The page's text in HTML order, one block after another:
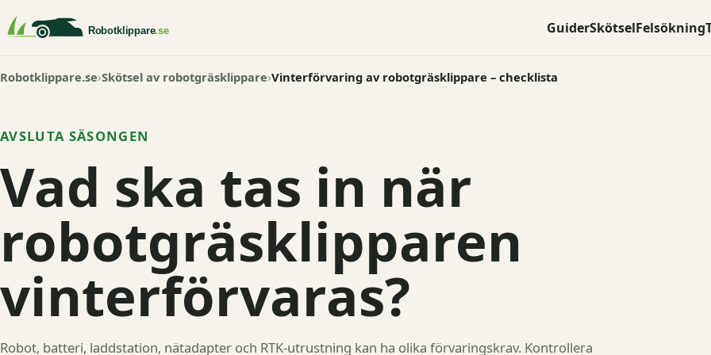
GuiderSkötselFelsökning
Robotklippare.se Skötsel av robotgräsklippare Vinterförvaring av robotgräsklippare – checklista
AVSLUTA SÄSONGEN
Vad ska tas in när
robotgräsklipparen
vinterförvaras?
Robot, batteri, laddstation, nätadapter och RTK-utrustning kan ha olika förvaringskrav. Kontrollera